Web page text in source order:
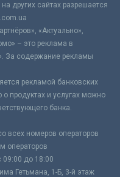
других сайтах разрешается
«Актуально»,
– это реклама в
За содержание рекламы
рекламой банковских
продуктах и услугах можно
банка.
всех номеров операторов
операторов
09:00 до 18:00
Гетьмана, 1-Б, 3-й этаж